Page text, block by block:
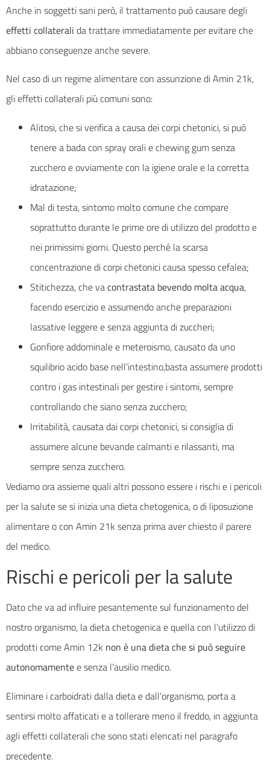
Anche in soggetti sani però, il trattamento può causare degli
effetti collaterali da trattare immediatamente per evitare che
abbiano conseguenze anche severe.
Nel caso di un regime alimentare con assunzione di Amin 21k,
gli effetti collaterali più comuni sono:
Alitosi, che si verifica a causa dei corpi chetonici, si può
tenere a bada con spray orali e chewing gum senza
zucchero e ovviamente con la igiene orale e la corretta
idratazione;
Mal di testa, sintomo molto comune che compare
soprattutto durante le prime ore di utilizzo del prodotto e
nei primissimi giorni. Questo perché la scarsa
concentrazione di corpi chetonici causa spesso cefalea;
Stitichezza, che vacontrastata bevendo molta acqua,
facendo esercizio e assumendo anche preparazioni
lassative leggere e senza aggiunta di zuccheri;
Gonfiore addominale e meteroismo, causato da uno
squilibrio acido base nell’intestino,basta assumere prodotti
contro i gas intestinali per gestire i sintomi, sempre
controllando che siano senza zucchero;
Irritabilità, causata dai corpi chetonici, si consiglia di
assumere alcune bevande calmanti e rilassanti, ma
sempre senza zucchero.
Vediamo ora assieme quali altri possono essere i rischi e i pericoli
per la salute se si inizia una dieta chetogenica, o di liposuzione
alimentare o con Amin 21k senza prima aver chiesto il parere
del medico.
Rischi e pericoli per la salute
Dato che va ad influire pesantemente sul funzionamento del
nostro organismo, la dieta chetogenica e quella con l’utilizzo di
prodotti come Amin 12k non è una dieta che si può seguire
autonomamentee senza l’ausilio medico.
Eliminare i carboidrati dalla dieta e dall’organismo, porta a
sentirsi molto affaticati e a tollerare meno il freddo, in aggiunta
agli effetti collaterali che sono stati elencati nel paragrafo
precedente.